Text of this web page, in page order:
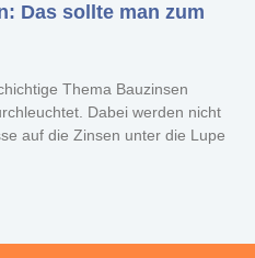
Das sollte man zum
Thema Bauzinsen
Dabei werden nicht
auf die Zinsen unter die Lupe